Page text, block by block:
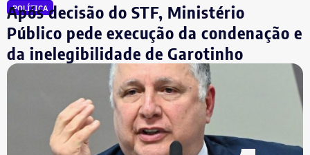
sobre marca, modelo ou valor de mercado dos relógios.
POLÍTICA
Após decisão do STF, Ministério
Público pede execução da condenação e
da inelegibilidade de Garotinho